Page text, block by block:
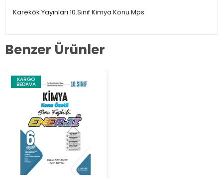
Karekök Yayınları 10.Sınıf Kimya Konu Mps
Benzer Ürünler
KARGO
BEDAVA